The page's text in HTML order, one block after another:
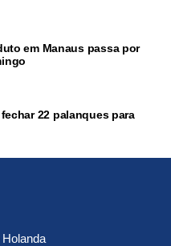
em Manaus passa por
22 palanques para